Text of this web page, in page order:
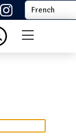
Select your
Menu du